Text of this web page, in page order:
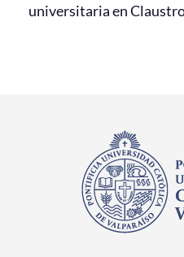
universitaria en